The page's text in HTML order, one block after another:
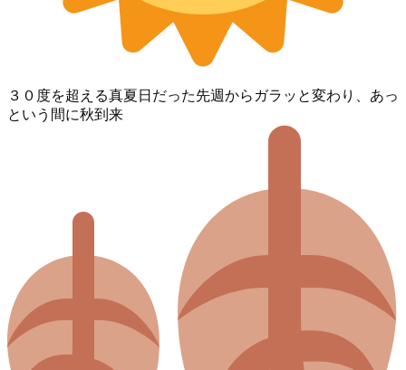
３０度を超える真夏日だった先週からガラッと変わり、あっ
という間に秋到来